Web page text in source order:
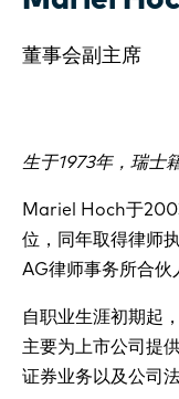
董事会副主席
生于1973年，瑞士
Mariel Hoch于
位，同年取得律师
AG律师事务所合伙
自职业生涯初期起
主要为上市公司提
证券业务以及公司